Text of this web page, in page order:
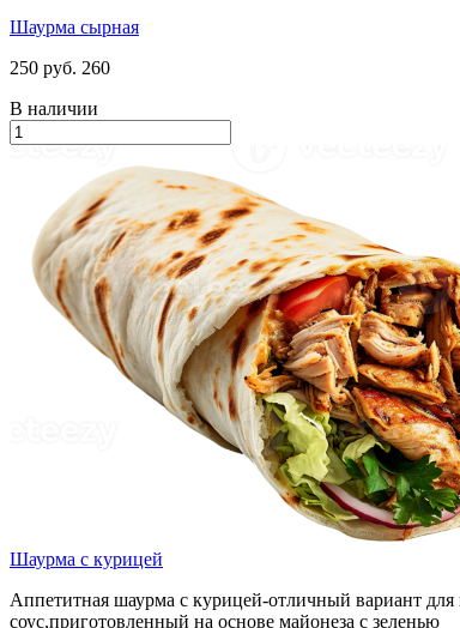
Шаурма сырная
250 руб. 260
В наличии
Шаурма с курицей
Аппетитная шаурма с курицей-отличный вариант
соус,приготовленный на основе майонеза с зеленью